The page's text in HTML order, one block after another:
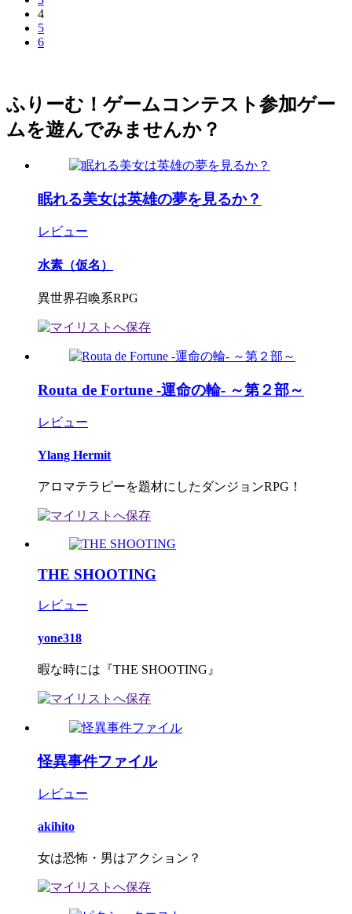
4
5
6
ふりーむ！ゲームコンテスト参加ゲー
ムを遊んでみませんか？
眠れる美女は英雄の夢を見るか？
レビュー
水素（仮名）
異世界召喚系RPG
Routa de Fortune -運命の輪- ～第２部～
レビュー
Ylang Hermit
アロマテラピーを題材にしたダンジョンRPG！
THE SHOOTING
レビュー
yone318
暇な時には『THE SHOOTING』
怪異事件ファイル
レビュー
akihito
女は恐怖・男はアクション？